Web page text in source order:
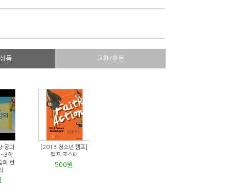
품 교환/환불
-공과
학
회 현
[2013 청소년 캠프]
캠프 포스터
500원